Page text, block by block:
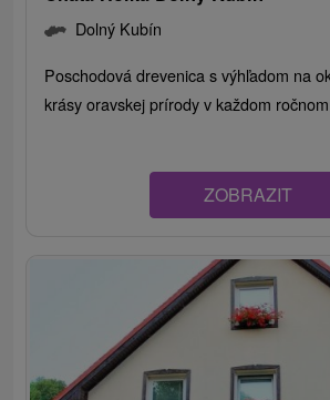
Dolný Kubín
Poschodová drevenica s výhľadom na
krásy oravskej prírody v každom
ZOBRAZIT